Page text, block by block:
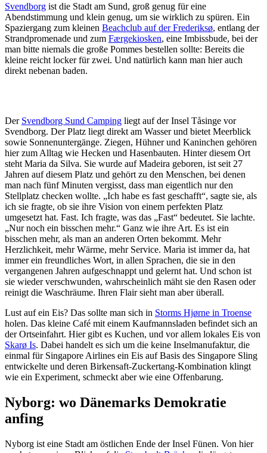
Svendborg ist die Stadt am Sund, groß genug für eine
Abendstimmung und klein genug, um sie wirklich zu spüren. Ein
Spaziergang zum kleinen Beachclub auf der Frederiksø, entlang der
Strandpromenade und zum Færgekiosken, eine Imbissbude, bei der
man bitte niemals die große Pommes bestellen sollte: Bereits die
kleine reicht locker für zwei. Und natürlich kann man hier auch
direkt nebenan baden.
Der Svendborg Sund Camping liegt auf der Insel Tåsinge vor
Svendborg. Der Platz liegt direkt am Wasser und bietet Meerblick
sowie Sonnenuntergänge. Ziegen, Hühner und Kaninchen gehören
hier zum Alltag wie Hecken und Hasenbauten. Hinter diesem Ort
steht Maria da Silva. Sie wurde auf Madeira geboren, ist seit 27
Jahren auf diesem Platz und gehört zu den Menschen, bei denen
man nach fünf Minuten vergisst, dass man eigentlich nur den
Stellplatz checken wollte. „Ich habe es fast geschafft“, sagte sie, als
ich sie fragte, ob sie ihre Vision von einem perfekten Platz
umgesetzt hat. Fast. Ich fragte, was das „Fast“ bedeutet. Sie lachte.
„Nur noch ein bisschen mehr.“ Ganz wie ihre Art. Es ist ein
bisschen mehr, als man an anderen Orten bekommt. Mehr
Herzlichkeit, mehr Wärme, mehr Service. Maria ist immer da, hat
immer ein freundliches Wort, in allen Sprachen, die sie in den
vergangenen Jahren aufgeschnappt und gelernt hat. Und schon ist
sie wieder verschwunden, wahrscheinlich mäht sie den Rasen oder
reinigt die Waschräume. Ihren Flair sieht man aber überall.
Lust auf ein Eis? Das sollte man sich in Storms Hjørne in Troense
holen. Das kleine Café mit einem Kaufmannsladen befindet sich an
der Ortseinfahrt. Hier gibt es Kuchen, und vor allem lokales Eis von
Skarø Is. Dabei handelt es sich um die keine Inselmanufaktur, die
einmal für Singapore Airlines ein Eis auf Basis des Singapore Sling
entwickelte und deren Birkensaft-Zuckertang-Kombination klingt
wie ein Experiment, schmeckt aber wie eine Offenbarung.
Nyborg: wo Dänemarks Demokratie
anfing
Nyborg ist eine Stadt am östlichen Ende der Insel Fünen. Von hier